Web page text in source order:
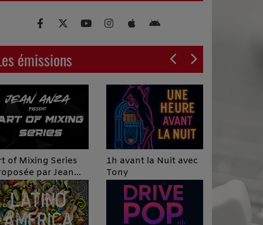
émissions
avant la Nuit avec
Podcast Infos